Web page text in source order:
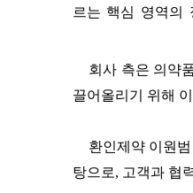
르는 핵심 영역의
회사 측은 의약
끌어올리기 위해
환인제약 이원
탕으로, 고객과 협